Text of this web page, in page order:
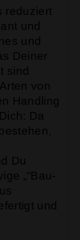
reduziert
und
und
Deiner
sind
von
Handling
Da
Du
„“Bau-
und